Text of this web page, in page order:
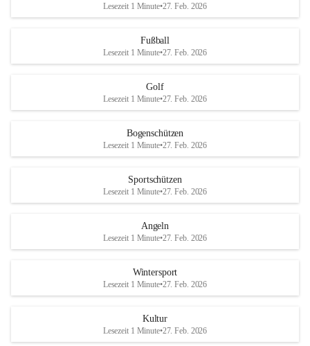
Lesezeit 1 Minute•27. Feb. 2026
Fußball
Lesezeit 1 Minute•27. Feb. 2026
Golf
Lesezeit 1 Minute•27. Feb. 2026
Bogenschützen
Lesezeit 1 Minute•27. Feb. 2026
Sportschützen
Lesezeit 1 Minute•27. Feb. 2026
Angeln
Lesezeit 1 Minute•27. Feb. 2026
Wintersport
Lesezeit 1 Minute•27. Feb. 2026
Kultur
Lesezeit 1 Minute•27. Feb. 2026